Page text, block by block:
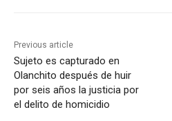
Previous article
Sujeto es capturado en
Olanchito después de huir
por seis años la justicia por
el delito de homicidio